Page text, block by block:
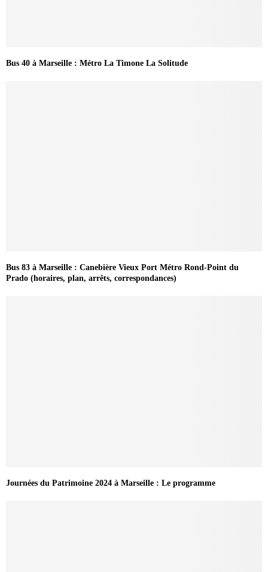
Bus 40 à Marseille : Métro La Timone La Solitude
Bus 83 à Marseille : Canebière Vieux Port Métro Rond-Point du
Prado (horaires, plan, arrêts, correspondances)
Journées du Patrimoine 2024 à Marseille : Le programme